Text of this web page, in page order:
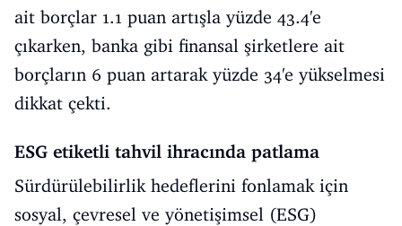
ait borçlar 1.1 puan artışla yüzde 43.4'e
çıkarken, banka gibi finansal şirketlere ait
borçların 6 puan artarak yüzde 34'e yükselmesi
dikkat çekti.
ESG etiketli tahvil ihracında patlama
Sürdürülebilirlik hedeflerini fonlamak için
sosyal, çevresel ve yönetişimsel (ESG)